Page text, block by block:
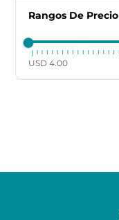
Rangos De Precio
USD 4.00